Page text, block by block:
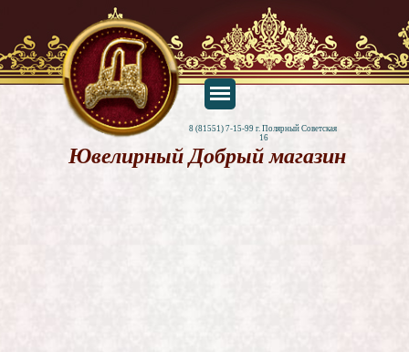
8 (81551) 7-15-99 г. Полярный Советская
16
Ювелирный Добрый магазин